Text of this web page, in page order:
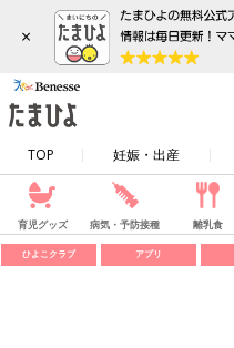
×
TOP 妊娠・出産
育児グッズ 病気・予防接種 離乳食
ひよこクラブ アプリ